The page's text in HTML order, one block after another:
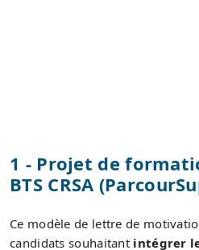
1 - Projet de
BTS CRSA
Ce modèle de lettre de
candidats souhaitant intégrer